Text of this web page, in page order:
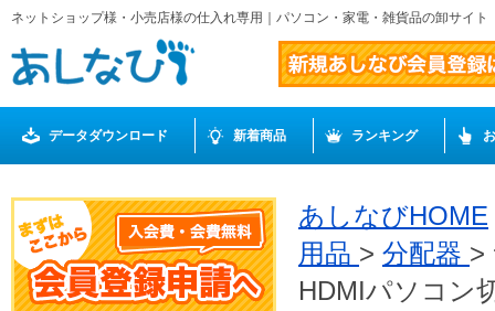
ネットショップ様・小売店様の仕入れ専用｜パソコン・家電・雑貨品の卸サイ
データダウンロード 新着商品 ランキング
あしなびHOME
用品 > 分配器 >
HDMIパソコン